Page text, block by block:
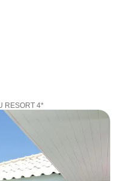
RESORT 4*